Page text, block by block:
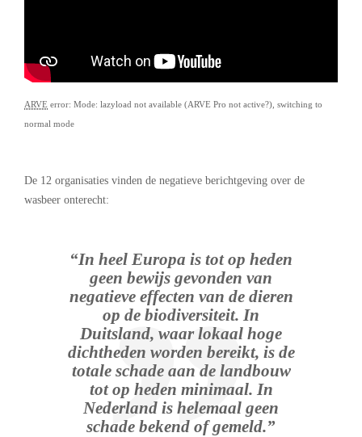
ARVE error: Mode: lazyload not available (ARVE Pro not active?), switching to
normal mode
De 12 organisaties vinden de negatieve berichtgeving over de
wasbeer onterecht:
“In heel Europa is tot op heden
geen bewijs gevonden van
negatieve effecten van de dieren
op de biodiversiteit. In
Duitsland, waar lokaal hoge
dichtheden worden bereikt, is de
totale schade aan de landbouw
tot op heden minimaal. In
Nederland is helemaal geen
schade bekend of gemeld.”